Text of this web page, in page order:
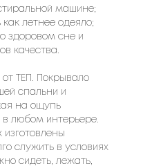
машине;
летнее одеяло;
здоровом сне и
качества.
от ТЕП. Покрывало
спальни и
на ощупь
любом интерьере.
изготовлены
служить в условиях
сидеть, лежать,